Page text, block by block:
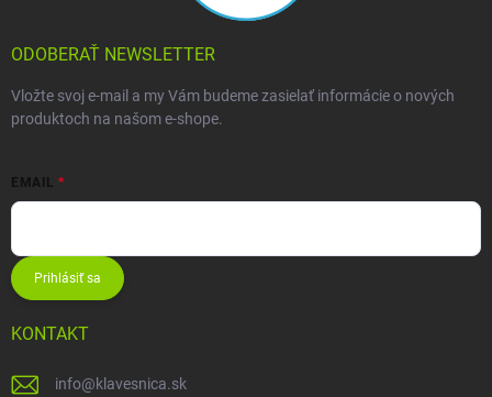
ODOBERAŤ NEWSLETTER
Vložte svoj e-mail a my Vám budeme zasielať informácie o nových
produktoch na našom e-shope.
EMAIL
Prihlásiť sa
KONTAKT
info@klavesnica.sk